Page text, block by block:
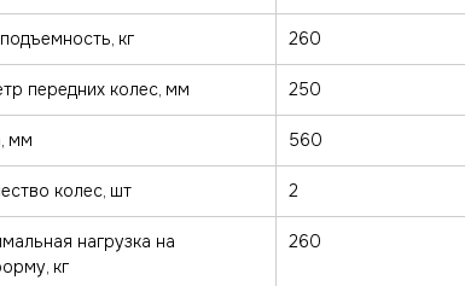
кг 260
передних колес, мм 250
мм 560
колес, шт 2
нагрузка на
кг
260